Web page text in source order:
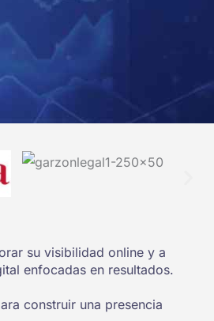
su visibilidad online y a
enfocadas en resultados.
construir una presencia